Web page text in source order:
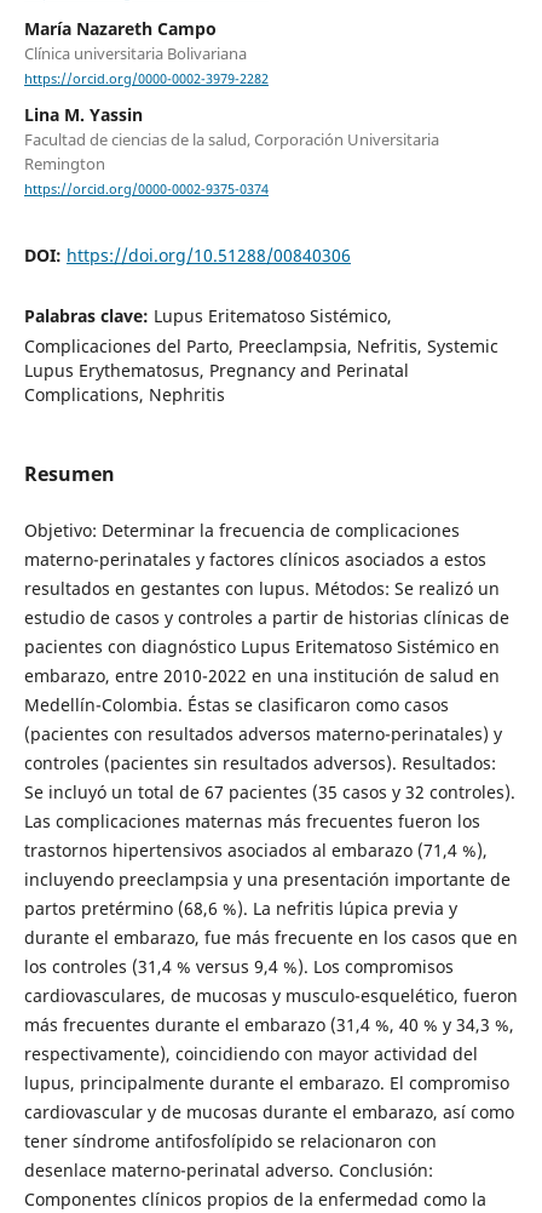
María Nazareth Campo
Clínica universitaria Bolivariana
https://orcid.org/0000-0002-3979-2282
Lina M. Yassin
Facultad de ciencias de la salud, Corporación Universitaria
Remington
https://orcid.org/0000-0002-9375-0374
DOI: https://doi.org/10.51288/00840306
Palabras clave: Lupus Eritematoso Sistémico,
Complicaciones del Parto, Preeclampsia, Nefritis, Systemic
Lupus Erythematosus, Pregnancy and Perinatal
Complications, Nephritis
Resumen
Objetivo: Determinar la frecuencia de complicaciones
materno-perinatales y factores clínicos asociados a estos
resultados en gestantes con lupus. Métodos: Se realizó un
estudio de casos y controles a partir de historias clínicas de
pacientes con diagnóstico Lupus Eritematoso Sistémico en
embarazo, entre 2010-2022 en una institución de salud en
Medellín-Colombia. Éstas se clasificaron como casos
(pacientes con resultados adversos materno-perinatales) y
controles (pacientes sin resultados adversos). Resultados:
Se incluyó un total de 67 pacientes (35 casos y 32 controles).
Las complicaciones maternas más frecuentes fueron los
trastornos hipertensivos asociados al embarazo (71,4 %),
incluyendo preeclampsia y una presentación importante de
partos pretérmino (68,6 %). La nefritis lúpica previa y
durante el embarazo, fue más frecuente en los casos que en
los controles (31,4 % versus 9,4 %). Los compromisos
cardiovasculares, de mucosas y musculo-esquelético, fueron
más frecuentes durante el embarazo (31,4 %, 40 % y 34,3 %,
respectivamente), coincidiendo con mayor actividad del
lupus, principalmente durante el embarazo. El compromiso
cardiovascular y de mucosas durante el embarazo, así como
tener síndrome antifosfolípido se relacionaron con
desenlace materno-perinatal adverso. Conclusión:
Componentes clínicos propios de la enfermedad como la